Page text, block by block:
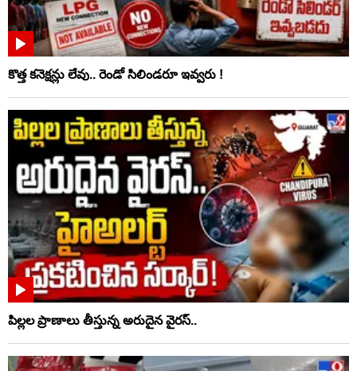
కొత్త కనెక్షన్లు లేవు.. రెండో సిలిండరూ ఇవ్వరు !
పిల్లల ప్రాణాలు తీస్తున్న అరుదైన వైరస్..